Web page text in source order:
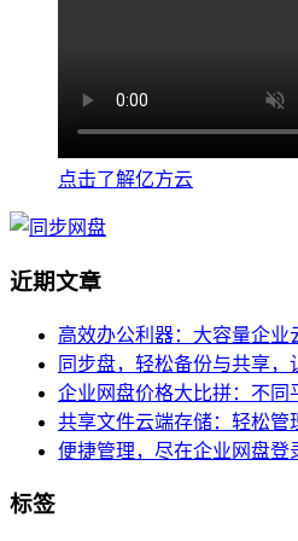
点击了解亿方云
近期文章
高效办公利器：大容量企
同步盘，轻松备份与共享，
企业网盘价格大比拼：不同
共享文件云端存储：轻松管
便捷管理，尽在企业网盘登
标签